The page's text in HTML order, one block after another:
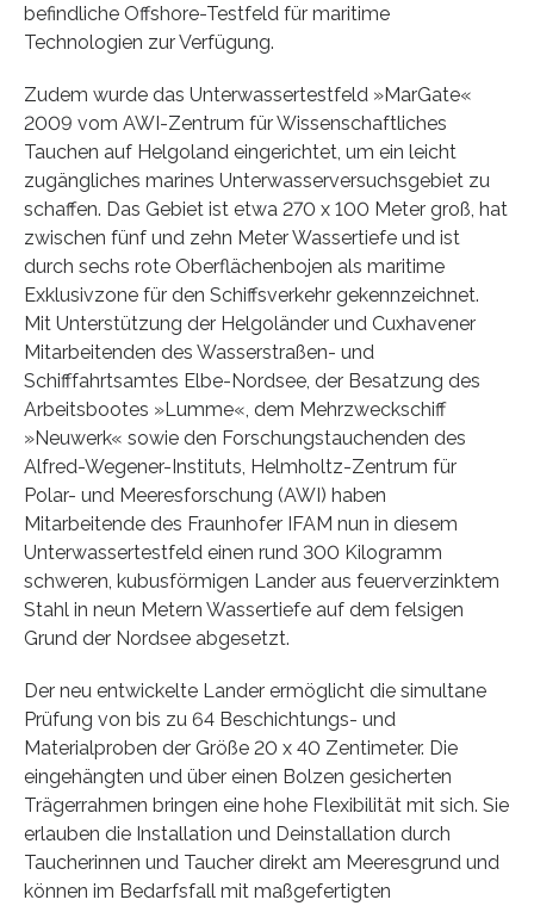
befindliche Offshore-Testfeld für maritime
Technologien zur Verfügung.
Zudem wurde das Unterwassertestfeld »MarGate«
2009 vom AWI-Zentrum für Wissenschaftliches
Tauchen auf Helgoland eingerichtet, um ein leicht
zugängliches marines Unterwasserversuchsgebiet zu
schaffen. Das Gebiet ist etwa 270 x 100 Meter groß, hat
zwischen fünf und zehn Meter Wassertiefe und ist
durch sechs rote Oberflächenbojen als maritime
Exklusivzone für den Schiffsverkehr gekennzeichnet.
Mit Unterstützung der Helgoländer und Cuxhavener
Mitarbeitenden des Wasserstraßen- und
Schifffahrtsamtes Elbe-Nordsee, der Besatzung des
Arbeitsbootes »Lumme«, dem Mehrzweckschiff
»Neuwerk« sowie den Forschungstauchenden des
Alfred-Wegener-Instituts, Helmholtz-Zentrum für
Polar- und Meeresforschung (AWI) haben
Mitarbeitende des Fraunhofer IFAM nun in diesem
Unterwassertestfeld einen rund 300 Kilogramm
schweren, kubusförmigen Lander aus feuerverzinktem
Stahl in neun Metern Wassertiefe auf dem felsigen
Grund der Nordsee abgesetzt.
Der neu entwickelte Lander ermöglicht die simultane
Prüfung von bis zu 64 Beschichtungs- und
Materialproben der Größe 20 x 40 Zentimeter. Die
eingehängten und über einen Bolzen gesicherten
Trägerrahmen bringen eine hohe Flexibilität mit sich. Sie
erlauben die Installation und Deinstallation durch
Taucherinnen und Taucher direkt am Meeresgrund und
können im Bedarfsfall mit maßgefertigten